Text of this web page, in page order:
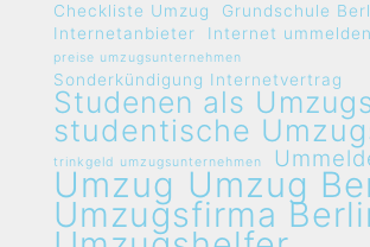
Checkliste Umzug
Grundschule
Internetanbieter
Internet ummelden
preise umzugsunternehmen
Sonderkündigung Internetvertrag
Studenen als
studentische
trinkgeld umzugsunternehmen
Umzug Umzug
Umzugsfirma